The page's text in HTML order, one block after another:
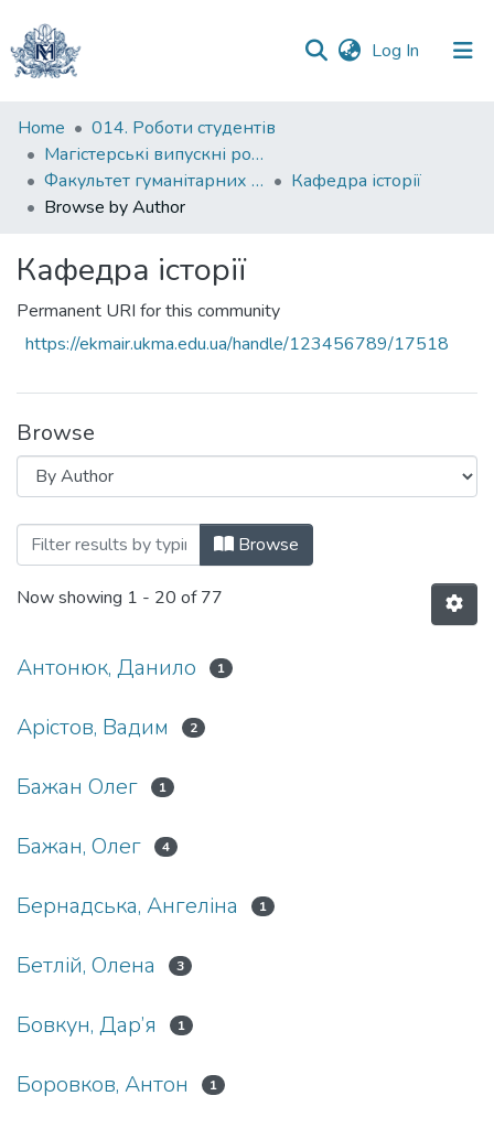
Log In (current)
Communities
&
Collections
All of DSpace
Home
014. Роботи студентів
Магістерські випускні роботи
Факультет гуманітарних наук
Кафедра історії
Browse by Author
Кафедра історії
Permanent URI for this community
https://ekmair.ukma.edu.ua/handle/123456789/17518
Browse
Browsing Кафедра історії by Author
Browse
Now showing 1 - 20 of 77
Антонюк, Данило 1
Арістов, Вадим 2
Бажан Олег 1
Бажан, Олег 4
Бернадська, Ангеліна 1
Бетлій, Олена 3
Бовкун, Дар’я 1
Боровков, Антон 1